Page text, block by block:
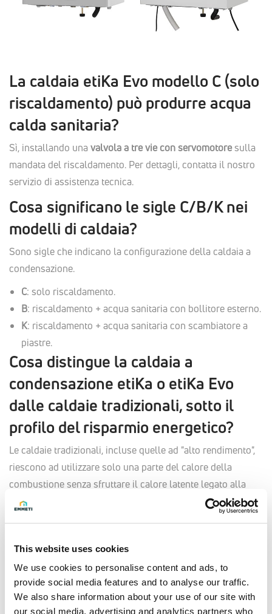
This website uses cookies
We use cookies to personalise content and ads, to
provide social media features and to analyse our traffic.
We also share information about your use of our site with
our social media, advertising and analytics partners who
La caldaia etiKa Evo modello C (solo
riscaldamento) può produrre acqua
calda sanitaria?
Sì, installando una valvola a tre vie con servomotoresulla
mandata del riscaldamento. Per dettagli, contatta il nostro
servizio di assistenza tecnica.
Cosa significano le sigle C/B/K nei
modelli di caldaia?
Sono sigle che indicano la configurazione della caldaia a
condensazione.
C: solo riscaldamento.
B: riscaldamento + acqua sanitaria con bollitore esterno.
K: riscaldamento + acqua sanitaria con scambiatore a
piastre.
Cosa distingue la caldaia a
condensazione etiKa o etiKa Evo
dalle caldaie tradizionali, sotto il
profilo del risparmio energetico?
Le caldaie tradizionali, incluse quelle ad "alto rendimento",
riescono ad utilizzare solo una parte del calore della
combustione senza sfruttare il calore latente legato alla
presenza del vapore acqueo nei fumi di scarico. La caldaia a
combina l’azione dell’abbassamento spinto della
temperatura dei fumi alla condensazione del vapore
acqueo.
Il calore sensibile dei prodotti della combustione viene